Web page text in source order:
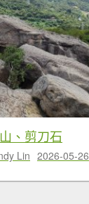
、剪刀石
Lin 2026-05-26